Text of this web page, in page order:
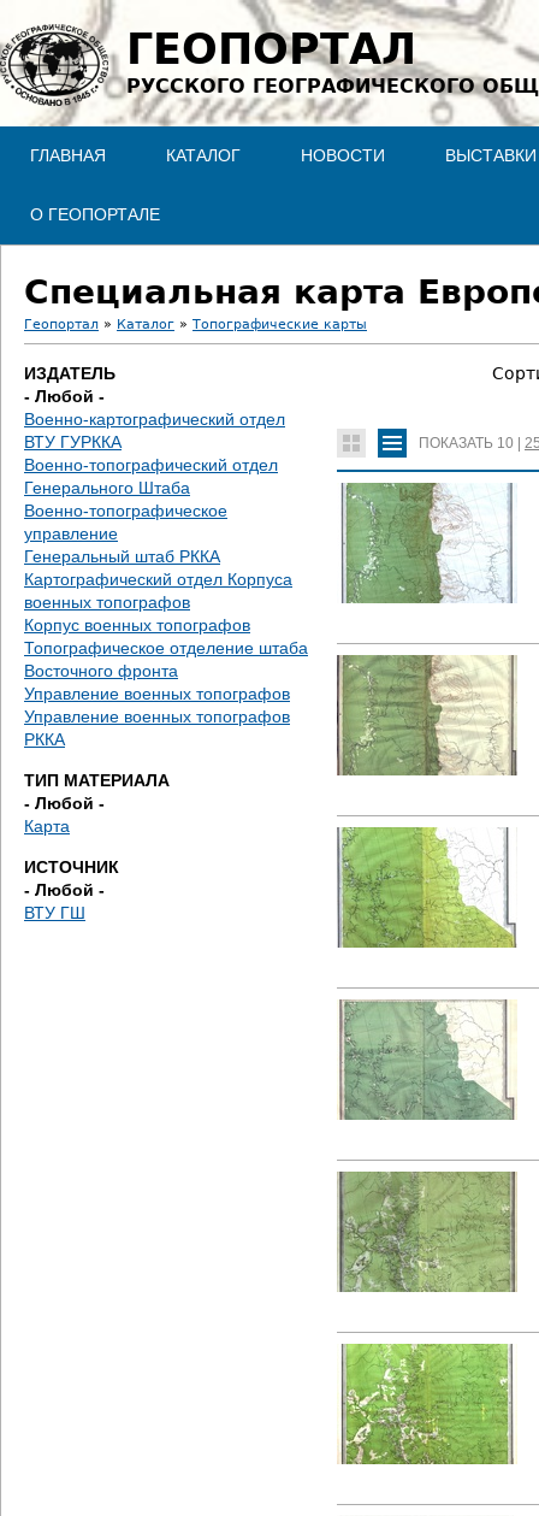
Jump to navigation
ГЕОПОРТАЛ
РУССКОГО ГЕОГРАФИЧЕСКОГО
ГЛАВНАЯ КАТАЛОГ НОВОСТИ ВЫСТАВКИ
О ГЕОПОРТАЛЕ
Специальная карта
В
ы
з
д
е
с
ь
Геопортал » Каталог » Топографические карты
ИЗДАТЕЛЬ
- Любой -
Военно-картографический отдел
ВТУ ГУРККА
Военно-топографический отдел
Генерального Штаба
Военно-топографическое
управление
Генеральный штаб РККА
Картографический отдел Корпуса
военных топографов
Корпус военных топографов
Топографическое отделение штаба
Восточного фронта
Управление военных топографов
Управление военных топографов
РККА
ТИП МАТЕРИАЛА
- Любой -
Карта
ИСТОЧНИК
- Любой -
ВТУ ГШ
ПОКАЗАТЬ 10